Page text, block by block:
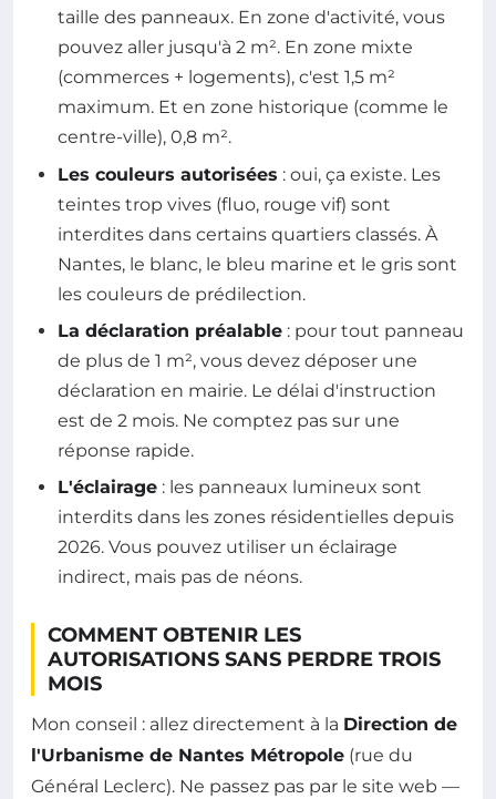
taille des panneaux. En zone d'activité, vous
pouvez aller jusqu'à 2 m². En zone mixte
(commerces + logements), c'est 1,5 m²
maximum. Et en zone historique (comme le
centre-ville), 0,8 m².
Les couleurs autorisées : oui, ça existe. Les
teintes trop vives (fluo, rouge vif) sont
interdites dans certains quartiers classés. À
Nantes, le blanc, le bleu marine et le gris sont
les couleurs de prédilection.
La déclaration préalable : pour tout panneau
de plus de 1 m², vous devez déposer une
déclaration en mairie. Le délai d'instruction
est de 2 mois. Ne comptez pas sur une
réponse rapide.
L'éclairage : les panneaux lumineux sont
interdits dans les zones résidentielles depuis
2026. Vous pouvez utiliser un éclairage
indirect, mais pas de néons.
COMMENT OBTENIR LES
AUTORISATIONS SANS PERDRE TROIS
MOIS
Mon conseil : allez directement à la Direction de
l'Urbanisme de Nantes Métropole (rue du
Général Leclerc). Ne passez pas par le site web —